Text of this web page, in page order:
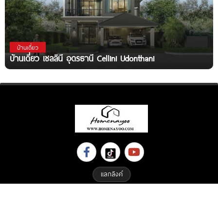
บ้านเดี่ยว
บ้านเดี่ยว เซลลินี อุดรธานี Cellini Udonthani
แลกลิงค์